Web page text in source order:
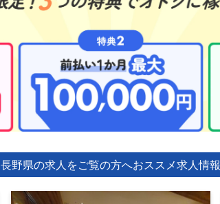
長野県の求人をご覧の方へおススメ求人情報